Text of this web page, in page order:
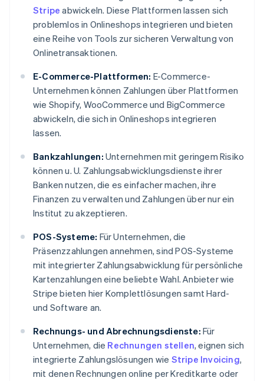
Stripe abwickeln. Diese Plattformen lassen sich
problemlos in Onlineshops integrieren und bieten
eine Reihe von Tools zur sicheren Verwaltung von
Onlinetransaktionen.
E-Commerce-Plattformen: E-Commerce-
Unternehmen können Zahlungen über Plattformen
wie Shopify, WooCommerce und BigCommerce
abwickeln, die sich in Onlineshops integrieren
lassen.
Bankzahlungen: Unternehmen mit geringem Risiko
können u. U. Zahlungsabwicklungsdienste ihrer
Banken nutzen, die es einfacher machen, ihre
Finanzen zu verwalten und Zahlungen über nur ein
Institut zu akzeptieren.
POS-Systeme: Für Unternehmen, die
Präsenzzahlungen annehmen, sind POS-Systeme
mit integrierter Zahlungsabwicklung für persönliche
Kartenzahlungen eine beliebte Wahl. Anbieter wie
Stripe bieten hier Komplettlösungen samt Hard-
und Software an.
Rechnungs- und Abrechnungsdienste: Für
Unternehmen, die Rechnungen stellen, eignen sich
integrierte Zahlungslösungen wie Stripe Invoicing,
mit denen Rechnungen online per Kreditkarte oder